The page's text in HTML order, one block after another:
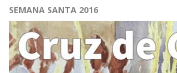
SEMANA SANTA 2016